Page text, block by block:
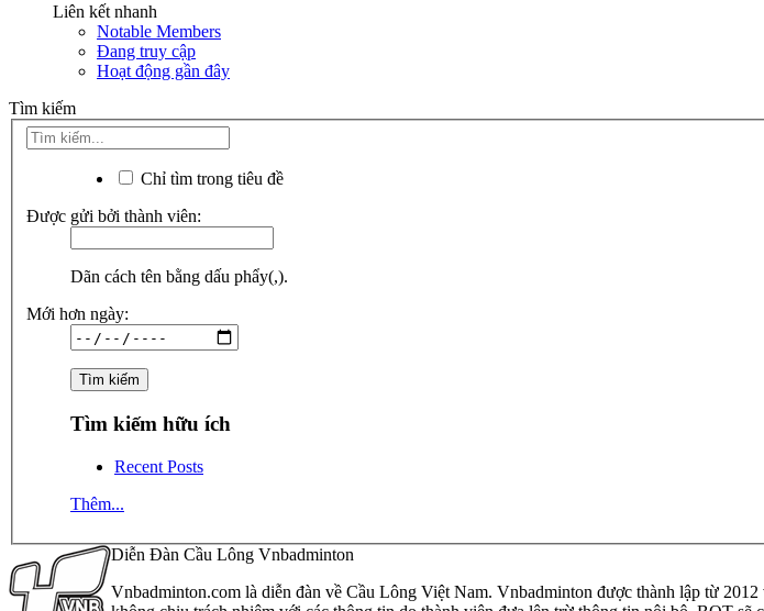
Liên kết nhanh
Notable Members
Đang truy cập
Hoạt động gần đây
Tìm kiếm
Chỉ tìm trong tiêu đề
Được gửi bởi thành viên:
Dãn cách tên bằng dấu phẩy(,).
Mới hơn ngày:
Tìm kiếm hữu ích
Recent Posts
Thêm...
Diễn Đàn Cầu Lông Vnbadminton
Vnbadminton.com là diễn đàn về Cầu Lông Việt Nam. Vnbadminton được thành lập từ